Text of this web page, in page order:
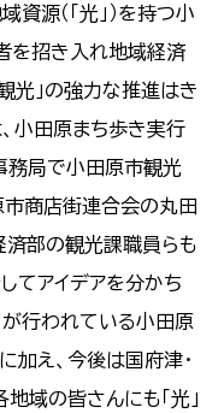
源（「光」）を持つ小
を招き入れ地域経済
光」の強力な推進はき
小田原まち歩き実行
務局で小田原市観光
市商店街連合会の丸田
済部の観光課職員らも
てアイデアを分かち
行われている小田原
加え、今後は国府津・
域の皆さんにも「光」